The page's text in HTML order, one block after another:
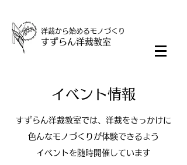
洋裁から始めるモノづくり
すずらん洋裁教室
イベント情報
​すずらん洋裁教室では、洋裁をきっかけに
色んなモノづくりが体験できるよう
イベントを随時開催しています